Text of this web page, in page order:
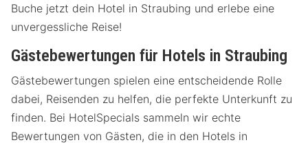
Buche jetzt dein Hotel in Straubing und erlebe eine
unvergessliche Reise!
Gästebewertungen für Hotels in Straubing
Gästebewertungen spielen eine entscheidende Rolle
dabei, Reisenden zu helfen, die perfekte Unterkunft zu
finden. Bei HotelSpecials sammeln wir echte
Bewertungen von Gästen, die in den Hotels in